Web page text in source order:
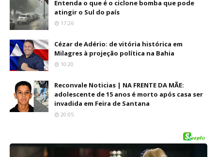
Entenda o que é o ciclone bomba que pode
atingir o Sul do país
17:26
Cézar de Adério: de vitória histórica em
Milagres à projeção política na Bahia
10:20
Reconvale Noticias | NA FRENTE DA MÃE:
adolescente de 15 anos é morto após casa ser
invadida em Feira de Santana
20:05